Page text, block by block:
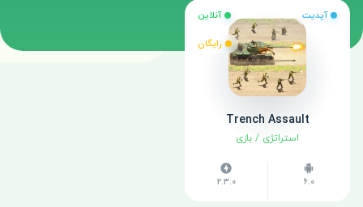
آپدیت آنلاین
رایگان
Trench Assault
استراتژی / بازی
6.0
2.3.0